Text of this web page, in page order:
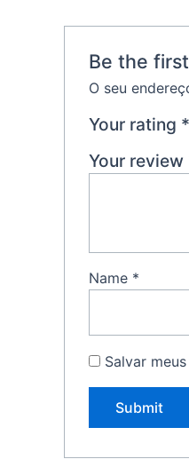
Be the first
O seu
Your rating *
Your review
Name *
Salvar